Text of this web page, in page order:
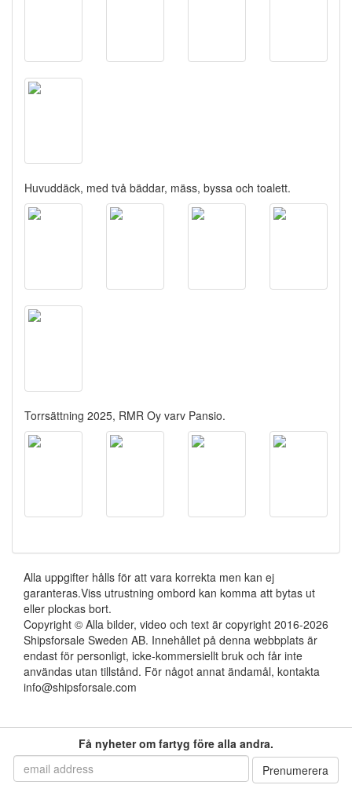
Huvuddäck, med två bäddar, mäss, byssa och toalett.
Torrsättning 2025, RMR Oy varv Pansio.
Alla uppgifter hålls för att vara korrekta men kan ej
garanteras.Viss utrustning ombord kan komma att bytas ut
eller plockas bort.
Copyright © Alla bilder, video och text är copyright 2016-2026
Shipsforsale Sweden AB. Innehållet på denna webbplats är
endast för personligt, icke-kommersiellt bruk och får inte
användas utan tillstånd. För något annat ändamål, kontakta
info@shipsforsale.com
Få nyheter om fartyg före alla andra.